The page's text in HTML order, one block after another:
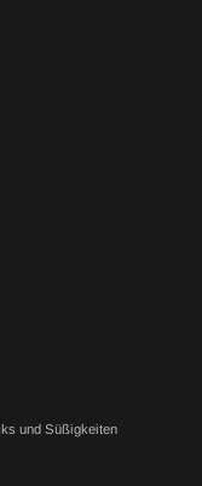
und Süßigkeiten